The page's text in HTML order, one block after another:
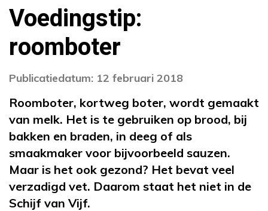
Voedingstip:
roomboter
Publicatiedatum: 12 februari 2018
Roomboter, kortweg boter, wordt gemaakt
van melk. Het is te gebruiken op brood, bij
bakken en braden, in deeg of als
smaakmaker voor bijvoorbeeld sauzen.
Maar is het ook gezond? Het bevat veel
verzadigd vet. Daarom staat het niet in de
Schijf van Vijf.